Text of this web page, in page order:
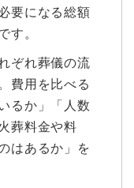
要になる総額
す。
ぞれ葬儀の流
費用を比べる
るか」「人数
葬料金や料
はあるか」を